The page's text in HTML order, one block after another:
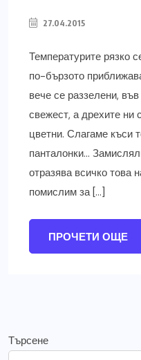
27.04.2015
Температурите рязко
по-бързото
вече се раззелени,
свежест, а дрехите ни
цветни. Слагаме къси
панталонки…
отразява всичко това
помислим за […]
ПРОЧЕТИ ОЩЕ
Търсене